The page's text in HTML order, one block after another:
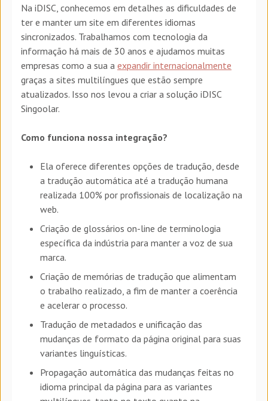
Na iDISC, conhecemos em detalhes as dificuldades de
ter e manter um site em diferentes idiomas
sincronizados. Trabalhamos com tecnologia da
informação há mais de 30 anos e ajudamos muitas
empresas como a sua a expandir internacionalmente
graças a sites multilíngues que estão sempre
atualizados. Isso nos levou a criar a solução iDISC
Singoolar.
Como funciona nossa integração?
Ela oferece diferentes opções de tradução, desde
a tradução automática até a tradução humana
realizada 100% por profissionais de localização na
web.
Criação de glossários on-line de terminologia
específica da indústria para manter a voz de sua
marca.
Criação de memórias de tradução que alimentam
o trabalho realizado, a fim de manter a coerência
e acelerar o processo.
Tradução de metadados e unificação das
mudanças de formato da página original para suas
variantes linguísticas.
Propagação automática das mudanças feitas no
idioma principal da página para as variantes